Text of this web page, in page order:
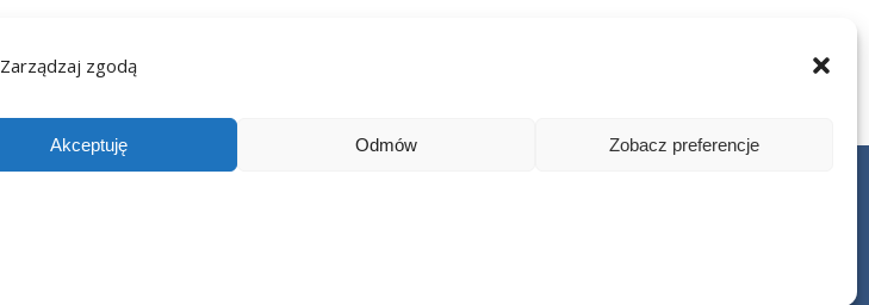
Zarządzaj zgodą
Akceptuję Odmów Zobacz preferencje